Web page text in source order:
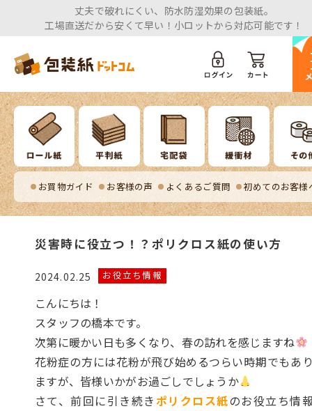
丈夫で破れにくい、防水防湿効果の包装紙。
工場直送だから安くて早い！小ロットから対応可能です！
お買物ガイド お客様の声 よくあるご質問 初めてのお客様
災害時に役立つ！？ポリクロス紙の使い方
2024.02.25 お役立ち情報
こんにちは！
スタッフの橋本です。
次第に暖かい日も多くなり、春の訪れを感じますね
花粉症の方には花粉が飛び始めるつらい時期でもあ
ますが、皆様いかがお過ごしでしょうか
さて、前回に引き続きポリクロス紙のお役立ち情